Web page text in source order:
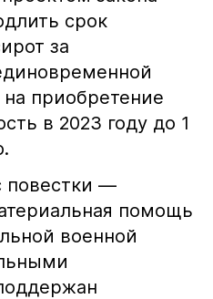
срок
за
приобретение
в 2023 году до 1
повестки —
помощь
военной